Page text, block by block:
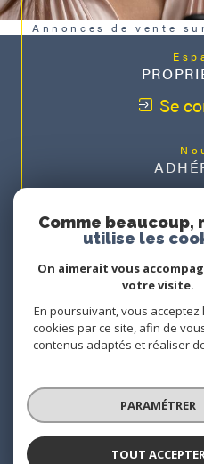
Annonces de vente
Se
© 2026 | TOUS DROITS RÉSERVÉS |
NOS HONORAIRES
PLAN DU SITE
POLITIQUE RGPD
Comme beaucoup,
utilise les
On aimerait vous
votre visite.
En poursuivant, vous
cookies par ce site, afin de
contenus adaptés et réaliser
PARAMÉTRER
TOUT ACCEPTER